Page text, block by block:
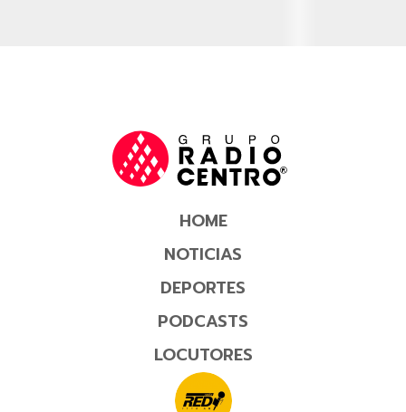
HOME
NOTICIAS
DEPORTES
PODCASTS
LOCUTORES